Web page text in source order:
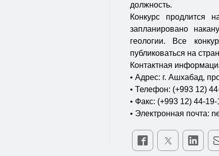
должность.
Конкурс продлится
запланировано
геологии. Все
публиковаться на
Контактная
• Адрес: г. Ашхабад,
• Телефон: (+993 12)
• Факс: (+993 12) 44-19-
• Электронная почта: